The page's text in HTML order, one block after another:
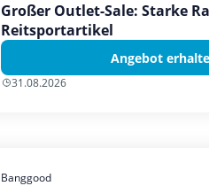
Großer Outlet-Sale: Starke
Reitsportartikel
Angebot
31.08.2026
Banggood